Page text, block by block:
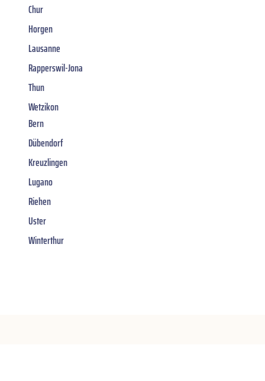
Chur
Horgen
Lausanne
Rapperswil-Jona
Thun
Wetzikon
Bern
Dübendorf
Kreuzlingen
Lugano
Riehen
Uster
Winterthur